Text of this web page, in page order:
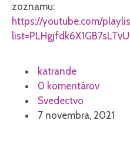
zoznamu:
https://youtube.com/
katrande
0 komentárov
Svedectvo
7 novembra, 2021